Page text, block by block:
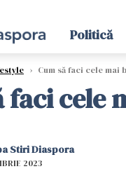
Politică
› Cum să faci cele mai
faci cele
Stiri Diaspora
2023